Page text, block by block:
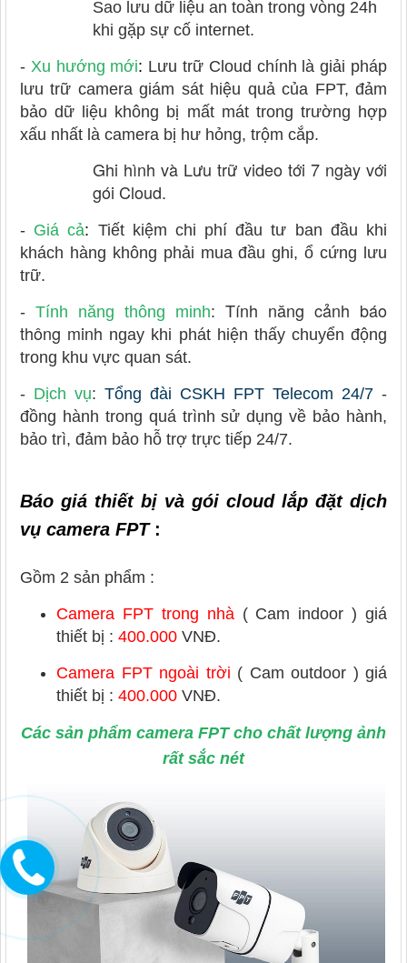
Sao lưu dữ liệu an toàn trong vòng 24h
khi gặp sự cố internet.
- Xu hướng mới: Lưu trữ Cloud chính là giải pháp
lưu trữ camera giám sát hiệu quả của FPT, đảm
bảo dữ liệu không bị mất mát trong trường hợp
xấu nhất là camera bị hư hỏng, trộm cắp.
Ghi hình và Lưu trữ video tới 7 ngày với
gói Cloud.
- Giá cả: Tiết kiệm chi phí đầu tư ban đầu khi
khách hàng không phải mua đầu ghi, ổ cứng lưu
trữ.
- Tính năng thông minh: Tính năng cảnh báo
thông minh ngay khi phát hiện thấy chuyển động
trong khu vực quan sát.
- Dịch vụ: Tổng đài CSKH FPT Telecom 24/7 -
đồng hành trong quá trình sử dụng về bảo hành,
bảo trì, đảm bảo hỗ trợ trực tiếp 24/7.
Báo giá thiết bị và gói cloud lắp đặt dịch
vụ camera FPT :
Gồm 2 sản phẩm :
Camera FPT trong nhà( Cam indoor ) giá
thiết bị : 400.000 VNĐ.
Camera FPT ngoài trời ( Cam outdoor ) giá
thiết bị : 400.000 VNĐ.
Các sản phẩm camera FPT cho chất lượng ảnh
rất sắc nét